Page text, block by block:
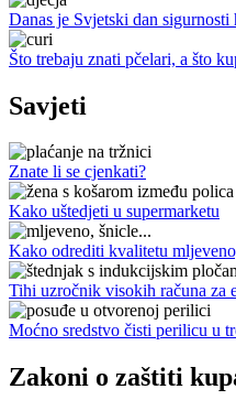
Danas je Svjetski dan sigurnosti
Što trebaju znati pčelari, a što
Savjeti
Znate li se cjenkati?
Kako uštedjeti u supermarketu
Kako odrediti kvalitetu
Tihi uzročnik visokih računa za
Moćno sredstvo čisti perilicu u
Zakoni o zaštiti